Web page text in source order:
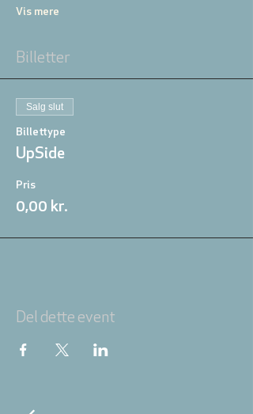
Vis mere
Billetter
Salg slut
Billettype
UpSide
Pris
0,00 kr.
Del dette event